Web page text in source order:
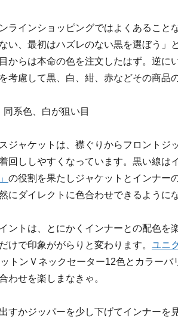
ラインショッピングではよくあるこ
い、最初はハズレのない黒を選ぼう」
からは本命の色を注文したはず。逆に
考慮して黒、白、紺、赤などその商品
系色、白が狙い目
ジャケットは、襟ぐりからフロントジ
回ししやすくなっています。黒い線は
の役割を果たしジャケットとインナー
にダイレクトに色合わせできるように
ントは、とにかくインナーとの配色を
けで印象ががらりと変わります。 ユニ
トンＶネックセーター12色とカラー
わせを楽しまなきゃ。
すかジッパーを少し下げてインナーを